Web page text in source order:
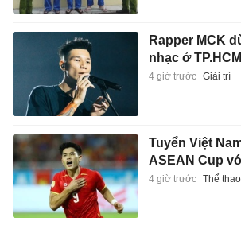
Rapper MCK
nhạc ở TP.HCM
4 giờ trước Giải trí
Tuyển Việt
ASEAN Cup
4 giờ trước Thể thao